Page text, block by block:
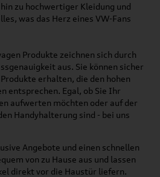
zu hochwertiger Kleidung und
was das Herz eines VW-Fans
Produkte zeichnen sich durch
aus. Sie können sicher
erhalten, die den hohen
entsprechen. Egal, ob Sie Ihr
aufwerten möchten oder auf der
Handyhalterung sind - bei uns
Angebote und einen schnellen
von zu Hause aus und lassen
direkt vor die Haustür liefern.